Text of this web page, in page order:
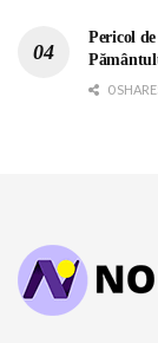
Pericol
0